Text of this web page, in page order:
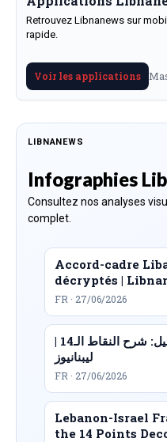
Retrouvez Libnanews sur
rapide.
Voir les applications
LIBNANEWS
Infographies
Consultez nos analyses
complet.
Accord-cadre
décryptés |
FR · 27/06/2026
الاتفاق الإطار بين لبنان وإسرائيل: شرح النقاط الـ14 |
ليبنانيوز
FR · 27/06/2026
Lebanon-Israel
the 14 Points